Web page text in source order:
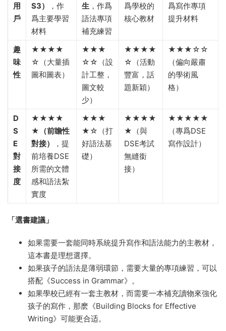
用
戶
S3）
，作
爲主要學習
材料
生 ，作爲
語法專項
補充練習
爲學校的
核心教材
爲寫作專項
提升材料
趣
味
性
★★★★
☆（大量插
圖和圖表）
★★★
☆☆（設
計工整，
圖文較
少）
★★★★
☆（活動
豐富，話
題新穎）
★★★☆☆
（偏向嚴肅
的學術風
格）
D
S
E
對
接
度
★★★★
★（前瞻性
對接）
，提
前培養DSE
所需的文體
感和語法紮
實度
★★★
★☆（打
好語法基
礎）
★★★★
★（與
DSE考試
無縫銜
接）
★★★★★
（專爲DSE
寫作設計）
「選書建議」
如果需要一套能同時系統提升寫作和語法能力的主教材，
這本書是理想選擇。
如果孩子的語法是薄弱環節，需要大量的專項練習，可以
搭配《Success in Grammar》。
如果學校已經有一套主教材，而需要一本補充讀物來強化
孩子的寫作，那麽《Building Blocks for Effective
Writing》可能更合适。